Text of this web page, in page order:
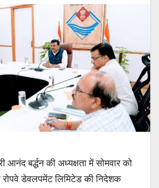
बर्द्धन की अध्यक्षता में सोमवार को
रोपवे डेवलपमेंट लिमिटेड की निदेशक